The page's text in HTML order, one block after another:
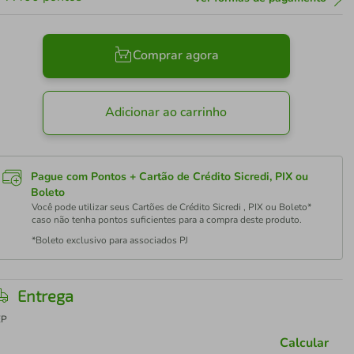
Comprar agora
Adicionar ao carrinho
Pague com Pontos + Cartão de Crédito Sicredi, PIX ou
Boleto
Você pode utilizar seus Cartões de Crédito Sicredi , PIX ou Boleto*
caso não tenha pontos suficientes para a compra deste produto.
*Boleto exclusivo para associados PJ
Entrega
Calcular